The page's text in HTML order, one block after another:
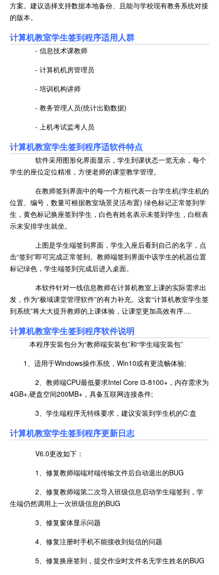
方案。建议选择支持数据本地备份、且能与学校现有教务系统对接
的版本。
计算机教室学生签到程序适用人群
- 信息技术课教师
- 计算机机房管理员
- 培训机构讲师
- 教务管理人员(统计出勤数据)
- 上机考试监考人员
计算机教室学生签到程序适软件特点
软件采用图形化界面显示，学生到课状态一览无余，每个
学生的座位定位精准，方便老师的课堂教学管理。
在教师签到界面中的每一个方框代表一台学生机(学生机的
位置、编号，数量可根据教室场景灵活布置) 绿色标记正常签到学
生，黄色标记换座签到学生，白色有姓名表示未签到学生，白框表
示未安排学生就坐。
上图是学生端签到界面，学生入座后看到自己的名字，点
击“签到”即可完成正常签到。教师端签到界面中该学生的机器位置
标记绿色，学生端签到完成后进入桌面。
本软件针对一线信息教师在计算机教室上课的实际需求出
发，作为“极域课堂管理软件”的有力补充。这套“计算机教室学生签
到系统”将大大提升教师的上课体验，让课堂更加高效有序....
计算机教室学生签到程序软件说明
本程序安装包分为“教师端安装包”和“学生端安装包”
1、适用于Windows操作系统，Win10或有更流畅体验;
2、教师端CPU最低要求Intel Core i3-8100+，内存需求为
4GB+,硬盘空间200MB+，具备互联网连接条件;
3、学生端程序无特殊要求，建议安装到学生机的C:盘
计算机教室学生签到程序更新日志
V6.0更改如下：
1、修复教师端端对端传输文件后自动退出的BUG
2、修复教师端第二次导入班级信息启动学生端签到，学
生端仍然调用上一次班级信息的BUG
3、修复窗体显示问题
4、修复注册时手机不能接收到短信的问题
5、修复换座签到，提交作业时文件名无学生姓名的BUG